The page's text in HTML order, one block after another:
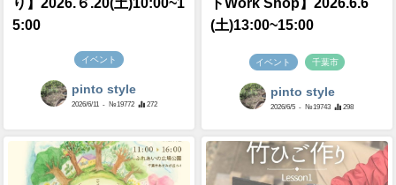
り】2026.６.20(土)10:00~1
5:00
イベント
pinto style
2026/6/11 - №19772 272
トWork Shop】2026.6.6
(土)13:00~15:00
イベント 千葉市
pinto style
2026/6/5 - №19743 298